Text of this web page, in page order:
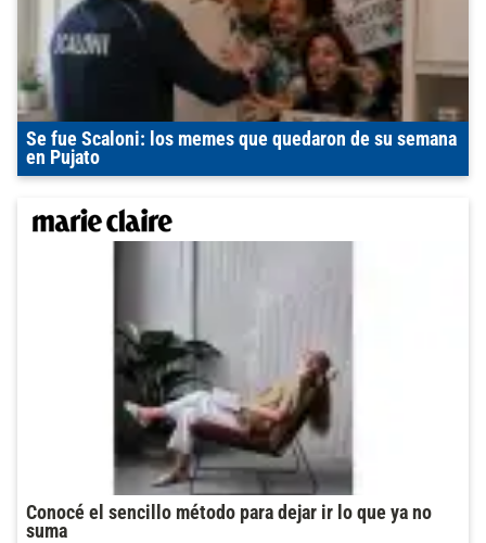
Se fue Scaloni: los memes que quedaron de su semana
en Pujato
Conocé el sencillo método para dejar ir lo que ya no
suma